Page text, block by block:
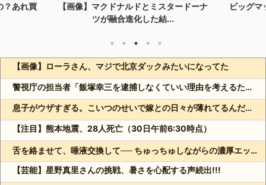
？あれ買
【画像】マクドナルドとミスタードーナ
ツが融合進化した結...
ビッグマ
【画像】ローラさん、マジで北京ダックみたいになってた
警視庁の担当者「飯塚幸三を逮捕しなくていい理由を考えるために1000ページもの法解釈書を読んだ」
息子がウザすぎる。こいつのせいで嫁との日々が薄れてるんだけど…初恋のあの時みたいに熱く過ごしたいわ。
【注目】熊本地震、28人死亡（30日午前6:30時点）
舌を絡ませて、唾液交換して── ちゅっちゅしながらの濃厚エッ画像♪
【芸能】星野真里さんの挑戦、暑さを心配する声続出!!!